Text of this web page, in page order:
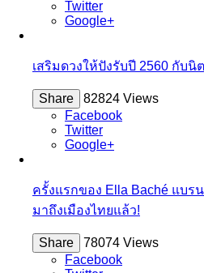
Twitter
Google+
เสริมดวงให้ปังรับปี 2560 กับนิ
Share
82824 Views
Facebook
Twitter
Google+
ครั้งแรกของ Ella Baché แบร
มาถึงเมืองไทยแล้ว!
Share
78074 Views
Facebook